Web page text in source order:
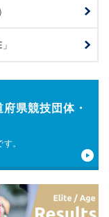
県競技団体・
。